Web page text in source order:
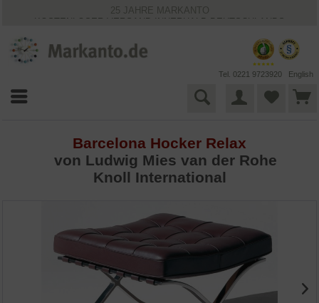
25 JAHRE MARKANTO
KOSTENLOSER VERSAND INNERHALB DEUTSCHLANDS
VIELFÄLTIGE ZAHLUNGSMÖGLICHKEITEN
BESTPRICE-GARANTIE
Tel. 0221 9723920 English
Barcelona Hocker Relax
von Ludwig Mies van der Rohe
Knoll International